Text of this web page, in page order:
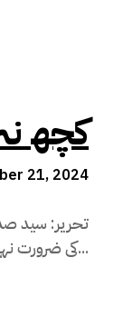
کچھ
21, 2024
تحریر: سید
کی ضرورت نہیں۔ یہ نو مارچ...